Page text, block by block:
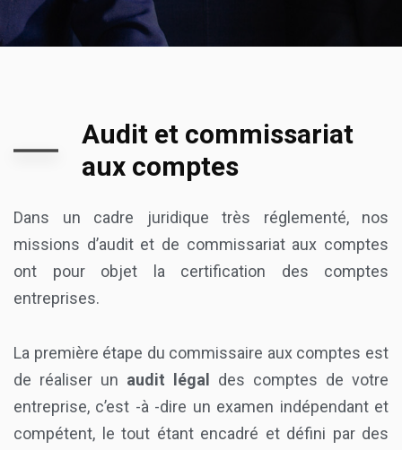
Audit et commissariat
aux comptes
Dans un cadre juridique très réglementé, nos
missions d’audit et de commissariat aux comptes
ont pour objet la certification des comptes
entreprises.
La première étape du commissaire aux comptes est
de réaliser un audit légal
des comptes de votre
entreprise, c’est -à -dire un examen indépendant et
compétent, le tout étant encadré et défini par des